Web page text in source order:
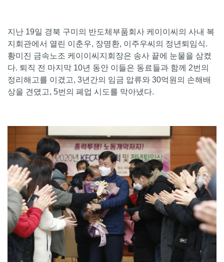
지난 19일 경북 구미의 반도체부품회사 케이이씨의 사내 복
지회관에서 열린 이춘우, 장명환, 이주우씨의 정년퇴임식.
황미진 금속노조 케이이씨지회장은 송사 끝에 눈물을 삼켰
다. 퇴직 전 마지막 10년 동안 이들은 동료들과 함께 2번의
정리해고를 이겼고, 3년간의 임금 압류와 30억원의 손해배
상을 견뎠고, 5번의 폐업 시도를 막아냈다.